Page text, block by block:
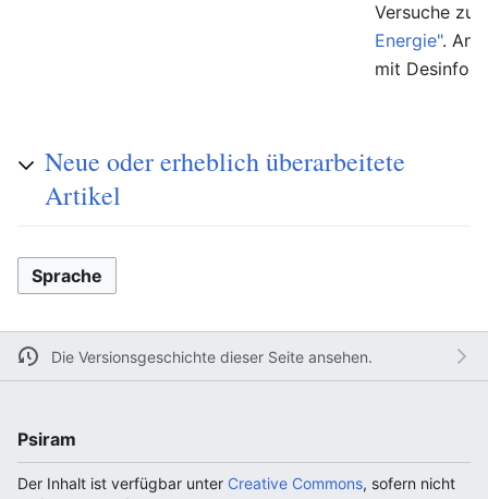
Versuche
Energie".
mit
Neue oder erheblich überarbeitete
Artikel
Sprache
Die Versionsgeschichte dieser Seite ansehen.
Psiram
Der Inhalt ist verfügbar unter Creative Commons, sofern nicht